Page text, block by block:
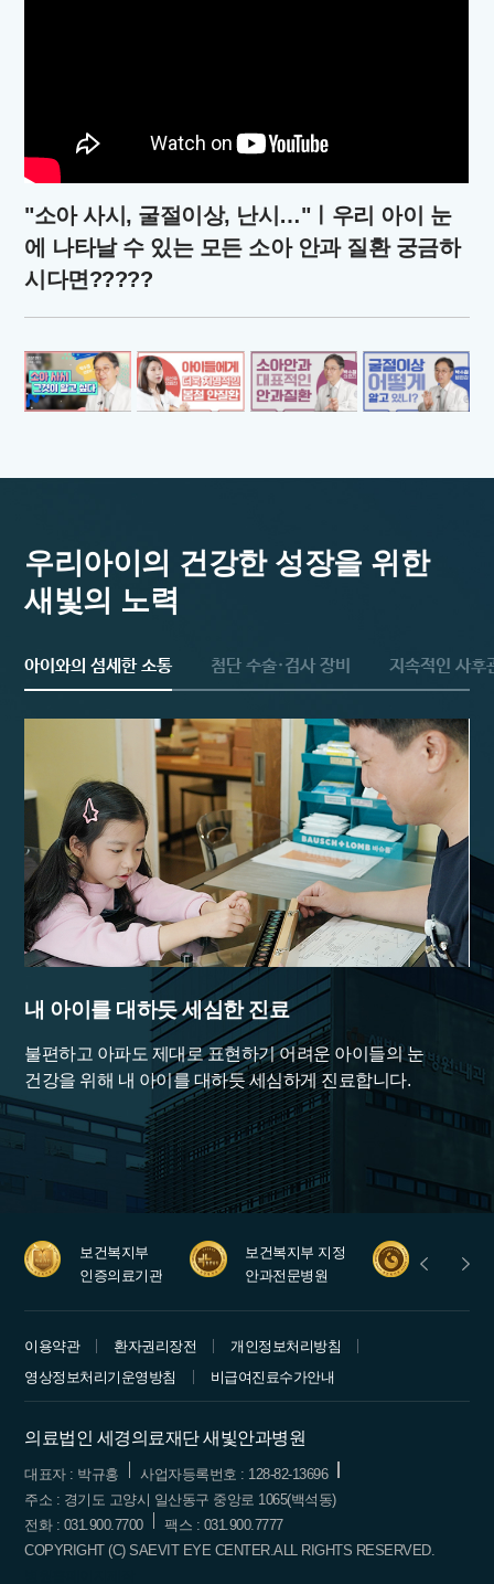
"소아 사시, 굴절이상, 난시…"ㅣ우리 아이 눈
에 나타날 수 있는 모든 소아 안과 질환 궁금하
시다면?????
우리아이의 건강한 성장을 위한
새빛의 노력
아이와의 섬세한 소통 첨단 수술·검사 장비 지속적인 사후
내 아이를 대하듯 세심한 진료
불편하고 아파도 제대로 표현하기 어려운 아이들의 눈
건강을 위해 내 아이를 대하듯 세심하게 진료합니다.
및
보건복지부
인증의료기관
보건복지부 지정
안과전문병원
수련병원
이용약관 환자권리장전
개인정보처리방침
영상정보처리기운영방침
비급여진료수가안내
의료법인 세경의료재단 새빛안과병원
대표자 : 박규홍
사업자등록번호 : 128-82-13696
주소 : 경기도 고양시 일산동구 중앙로 1065(백석동)
전화 : 031.900.7700
팩스 : 031.900.7777
COPYRIGHT (C) SAEVIT EYE CENTER.ALL RIGHTS RESERVED.